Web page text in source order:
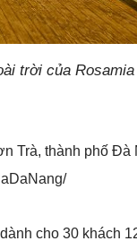
trời của
Trà, thành phố Đà
cho 30 khách